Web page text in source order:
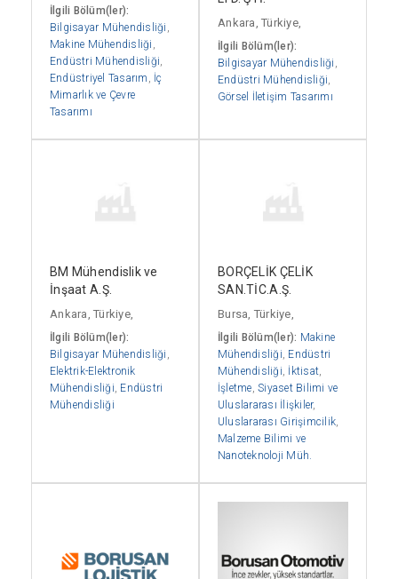
İlgili Bölüm(ler):
Bilgisayar Mühendisliği ,
Makine Mühendisliği ,
Endüstri Mühendisliği,
Endüstriyel Tasarım , İç
Mimarlık ve Çevre
Tasarımı
Ankara, Türkiye,
İlgili Bölüm(ler):
Bilgisayar Mühendisliği ,
Endüstri Mühendisliği,
Görsel İletişim Tasarımı
BM Mühendislik ve
İnşaat A.Ş.
Ankara, Türkiye,
İlgili Bölüm(ler):
Bilgisayar Mühendisliği ,
Elektrik-Elektronik
Mühendisliği, Endüstri
Mühendisliği
BORÇELİK ÇELİK
SAN.TİC.A.Ş.
Bursa, Türkiye,
İlgili Bölüm(ler): Makine
Mühendisliği, Endüstri
Mühendisliği, İktisat,
İşletme,Siyaset Bilimi ve
Uluslararası İlişkiler,
Uluslararası Girişimcilik,
Malzeme Bilimi ve
Nanoteknoloji Müh.